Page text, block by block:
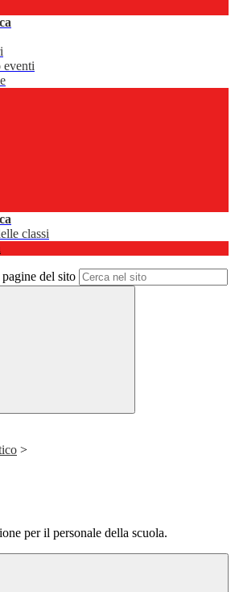
eventi
classi
del sito
>
per il personale della scuola.